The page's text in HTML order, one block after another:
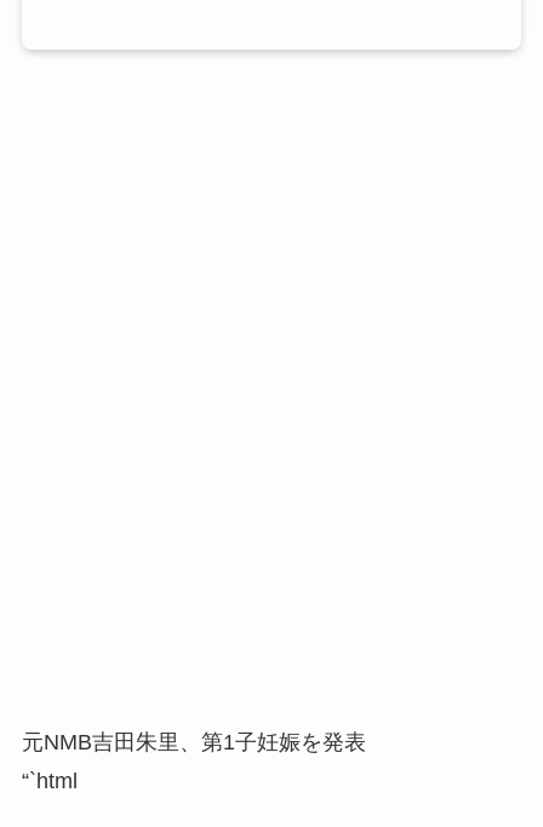
元NMB吉田朱里、第1子妊娠を発表
“`html